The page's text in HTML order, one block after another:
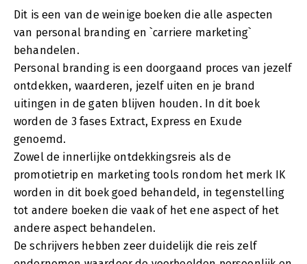
Dit is een van de weinige boeken die alle aspecten
van personal branding en `carriere marketing`
behandelen.
Personal branding is een doorgaand proces van jezelf
ontdekken, waarderen, jezelf uiten en je brand
uitingen in de gaten blijven houden. In dit boek
worden de 3 fases Extract, Express en Exude
genoemd.
Zowel de innerlijke ontdekkingsreis als de
promotietrip en marketing tools rondom het merk IK
worden in dit boek goed behandeld, in tegenstelling
tot andere boeken die vaak of het ene aspect of het
andere aspect behandelen.
De schrijvers hebben zeer duidelijk die reis zelf